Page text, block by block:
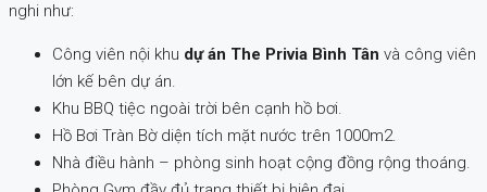
nghi như:
Công viên nội khu dự án The Privia Bình Tân và công viên
lớn kế bên dự án.
Khu BBQ tiệc ngoài trời bên cạnh hồ bơi.
Hồ Bơi Tràn Bờ diện tích mặt nước trên 1000m2.
Nhà điều hành – phòng sinh hoạt cộng đồng rộng thoáng.